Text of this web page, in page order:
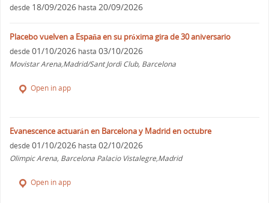
desde 18/09/2026 hasta 20/09/2026
Placebo vuelven a España en su próxima gira de 30 aniversario
desde 01/10/2026 hasta 03/10/2026
Movistar Arena,Madrid/Sant Jordi Club, Barcelona
Open in app
Evanescence actuarán en Barcelona y Madrid en octubre
desde 01/10/2026 hasta 02/10/2026
Olimpic Arena, Barcelona Palacio Vistalegre,Madrid
Open in app